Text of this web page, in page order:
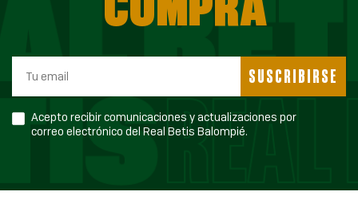
SUSCRIBIRSE
Acepto recibir comunicaciones y actualizaciones por
correo electrónico del Real Betis Balompié.